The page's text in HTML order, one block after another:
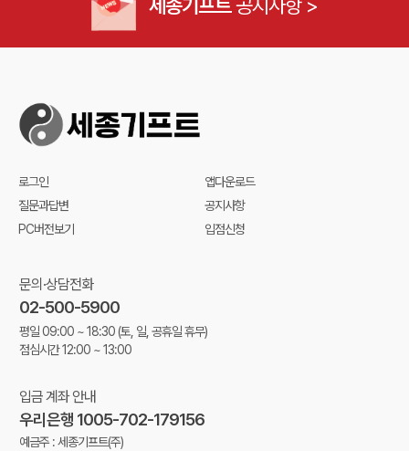
세종기프트공지사항 >
로그인
앱다운로드
질문과답변
공지사항
PC버전보기
입점신청
문의·상담전화
02-500-5900
평일 09:00 ~ 18:30(토, 일, 공휴일 휴무)
점심시간 12:00 ~ 13:00
입금 계좌 안내
우리은행 1005-702-179156
예금주 : 세종기프트(주)